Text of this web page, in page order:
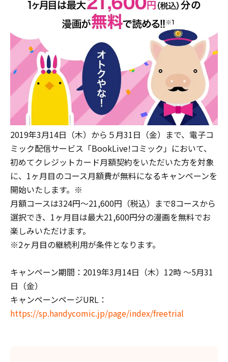
2019年3月14日（木）から５月31日（金）まで、電子コ
ミック配信サービス「BookLive!コミック」において、
初めてクレジットカード月額契約をいただいた方を対象
に、1ヶ月目のコース月額費が無料になるキャンペーンを
開始いたします。※
月額コースは324円～21,600円（税込）まで8コースから
選択でき、1ヶ月目は最大21,600円分の漫画を無料でお
楽しみいただけます。
※2ヶ月目の継続利用が条件となります。
キャンペーン期間：2019年3月14日（木）12時 ～5月31
日（金）
キャンペーンページURL：
https://sp.handycomic.jp/page/index/freetrial